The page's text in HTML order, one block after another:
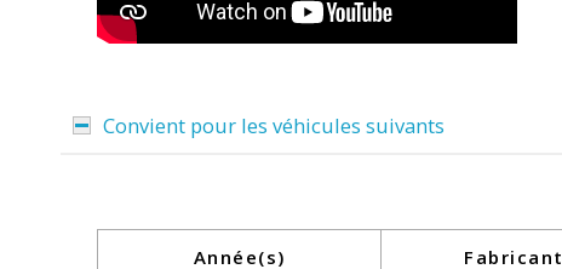
Convient pour les véhicules suivants
Année(s) Fabricant